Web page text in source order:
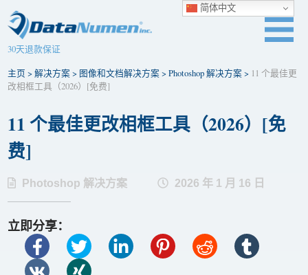
30天退款保证
主页 >解决方案> 图像和文档解决方案>Photoshop 解决方案> 11 个最佳更
改相框工具（2026）[免费]
11 个最佳更改相框工具（2026）[免
费]
Photoshop 解决方案 2026 年 1 月 16 日
立即分享：
简体中文